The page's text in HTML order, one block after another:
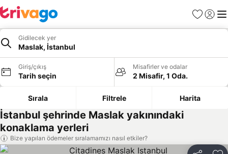
Favoriler
Giriş
Gidilecek yer
Maslak, İstanbul
Giriş/çıkış
Tarih seçin
Misafirler ve odalar
2 Misafir, 1 Oda.
Sırala Filtrele Harita
İstanbul şehrinde Maslak yakınındaki
konaklama yerleri
Bize yapılan ödemeler sıralamamızı nasıl etkiler?